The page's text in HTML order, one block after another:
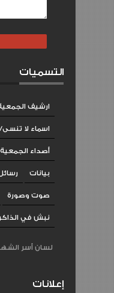
التسميات
ارشيف
اسماء لا
أصداء
بيانات
صوت وصورة
نبش في
لسان أسر
إعلانات